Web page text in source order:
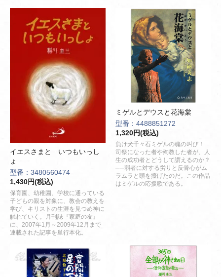
イエスさまと いつもいっし
ょ
型番：3480560474
1,430円(税込)
保育園、幼稚園、学校に通っている
子どもの親を対象に、教会の教えを
学び、キリストの生涯を見つめ神に
触れていく。月刊誌『家庭の友』
に、2007年1月～2009年12月まで
連載された記事を単行本化。
ミゲルとデウスと花海棠
型番：4488851272
1,320円(税込)
負け犬千々石ミゲルの魂の叫び！
司祭になった者や殉教した者が、人
生の成功者とどうして謂えるのか？
──弱者に対する労りと反骨心がム
ラムラと頭を擡げたのだ。この作品
はミゲルの応援歌である。